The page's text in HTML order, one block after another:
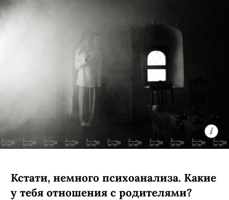
Кстати, немного психоанализа. Какие
у тебя отношения с родителями?